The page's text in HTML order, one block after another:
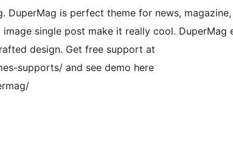
DuperMag is perfect theme for news,
single post make it really cool. DuperMag
design. Get free support at
supports/ and see demo here